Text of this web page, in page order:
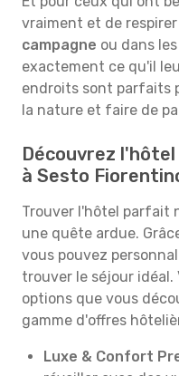
vraiment et de
campagne ou dans
exactement ce qu'il
endroits sont parfaits
la nature et faire de
Découvrez
à Sesto
Trouver l'hôtel parfait
une quête ardue.
vous pouvez
trouver le séjour
options que vous
gamme d'offres
Luxe & Confort